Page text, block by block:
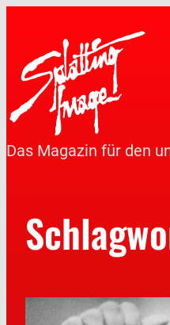
Das Magazin für den